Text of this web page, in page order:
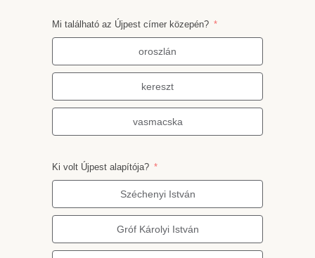
Mi található az Újpest címer közepén?
oroszlán
kereszt
vasmacska
Ki volt Újpest alapítója?
Széchenyi István
Gróf Károlyi István